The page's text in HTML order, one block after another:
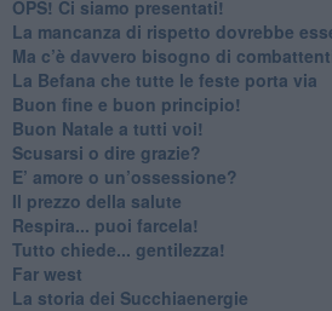
​OPS! Ci siamo presentati!
​La mancanza di rispetto dovrebbe
​Ma c’è davvero bisogno di
​La Befana che tutte le feste porta via
Buon fine e buon principio!
​Buon Natale a tutti voi!
​Scusarsi o dire grazie?
​E’ amore o un’ossessione?
​Il prezzo della salute
​Respira... puoi farcela!
​Tutto chiede... gentilezza!
​Far west
​La storia dei Succhiaenergie